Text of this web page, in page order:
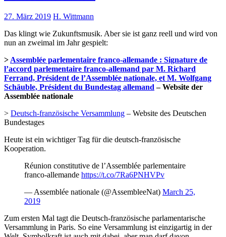
27. März 2019 H. Wittmann
Das klingt wie Zukunftsmusik. Aber sie ist ganz reell und wird von
nun an zweimal im Jahr gespielt:
> Assemblée parlementaire franco-allemande : Signature de
l’accord parlementaire franco-allemand par M. Richard
Ferrand, Président de l’Assemblée nationale, et M. Wolfgang
Schäuble, Président du Bundestag allemand – Website der
Assemblée nationale
> Deutsch-französische Versammlung – Website des Deutschen
Bundestages
Heute ist ein wichtiger Tag für die deutsch-französische
Kooperation.
Réunion constitutive de l’Assemblée parlementaire
franco-allemande https://t.co/7Ra6PNHVPv
— Assemblée nationale (@AssembleeNat) March 25,
2019
Zum ersten Mal tagt die Deutsch-französische parlamentarische
Versammlung in Paris. So eine Versammlung ist einzigartig in der